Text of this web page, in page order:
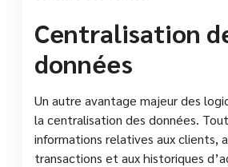
Centralisation
données
Un autre avantage majeur des
la centralisation des données.
informations relatives aux clients,
transactions et aux historiques